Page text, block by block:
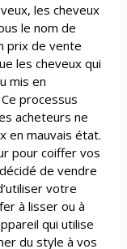
les cheveux
le nom de
prix de vente
les cheveux qui
mis en
processus
acheteurs ne
en mauvais état.
pour coiffer vos
de vendre
votre
à lisser ou à
qui utilise
du style à vos